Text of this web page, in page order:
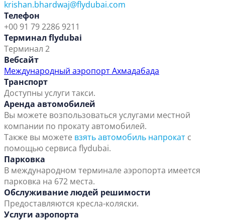
krishan.bhardwaj@flydubai.com
Телефон
+00 91 79 2286 9211
Терминал flydubai
Терминал 2
Вебсайт
Международный аэропорт Ахмадабада
Транспорт
Доступны услуги такси.
Аренда автомобилей
Вы можете возпользоваться услугами местной
компании по прокату автомобилей.
Также вы можете взять автомобиль напрокат с
помощью сервиса flydubai.
Парковка
В международном терминале аэропорта имеется
парковка на 672 места.
Обслуживание людей решимости
Предоставляются кресла-коляски.
Услуги аэропорта